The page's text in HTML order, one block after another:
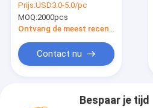
Gouden en Witte
Santa Christmas
Hats For Adults
Prijs:USD3.0-5.0/pc
MOQ:2000pcs
Ontvang de meest recente Prijs
Contact nu
Bespaar je tijd